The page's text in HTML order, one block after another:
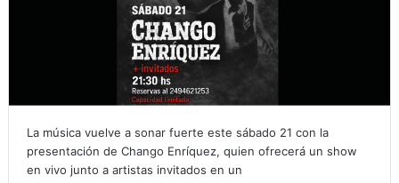
La música vuelve a sonar fuerte este sábado 21 con la
presentación de Chango Enríquez, quien ofrecerá un show
en vivo junto a artistas invitados en un